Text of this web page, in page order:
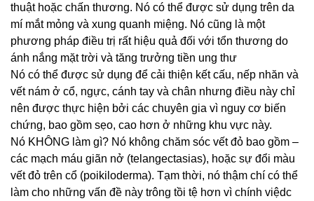
thuật hoặc chấn thương. Nó có thể được sử dụng trên da
mí mắt mỏng và xung quanh miệng. Nó cũng là một
phương pháp điều trị rất hiệu quả đối với tổn thương do
ánh nắng mặt trời và tăng trưởng tiền ung thư
Nó có thể được sử dụng để cải thiện kết cấu, nếp nhăn và
vết nám ở cổ, ngực, cánh tay và chân nhưng điều này chỉ
nên được thực hiện bởi các chuyên gia vì nguy cơ biến
chứng, bao gồm sẹo, cao hơn ở những khu vực này.
Nó KHÔNG làm gì? Nó không chăm sóc vết đỏ bao gồm –
các mạch máu giãn nở (telangectasias), hoặc sự đổi màu
vết đỏ trên cổ (poikiloderma). Tạm thời, nó thậm chí có thể
làm cho những vấn đề này trông tồi tệ hơn vì chính việdc